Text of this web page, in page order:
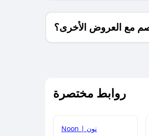
مع العروض الأخرى؟
روابط مختصرة
Noon | نون